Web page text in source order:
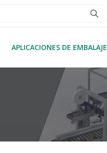
APLICACIONES DE EMBALAJE